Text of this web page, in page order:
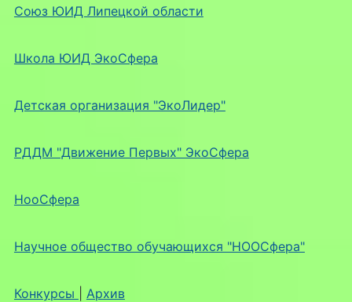
Союз ЮИД Липецкой области
Школа ЮИД ЭкоСфера
Детская организация "ЭкоЛидер"
РДДМ "Движение Первых" ЭкоСфера
НооСфера
Научное общество обучающихся "НООСфера"
Конкурсы Архив